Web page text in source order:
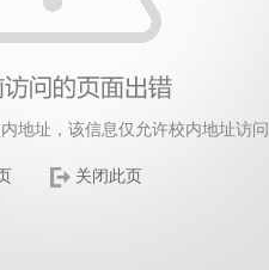
地址，该信息仅允许校内地址访问
关闭此页